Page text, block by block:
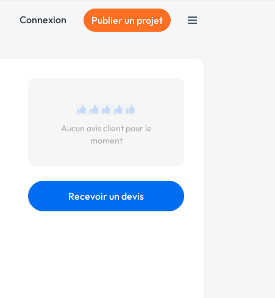
Connexion Publier un projet
Aucun avis client pour le
moment
Recevoir un devis